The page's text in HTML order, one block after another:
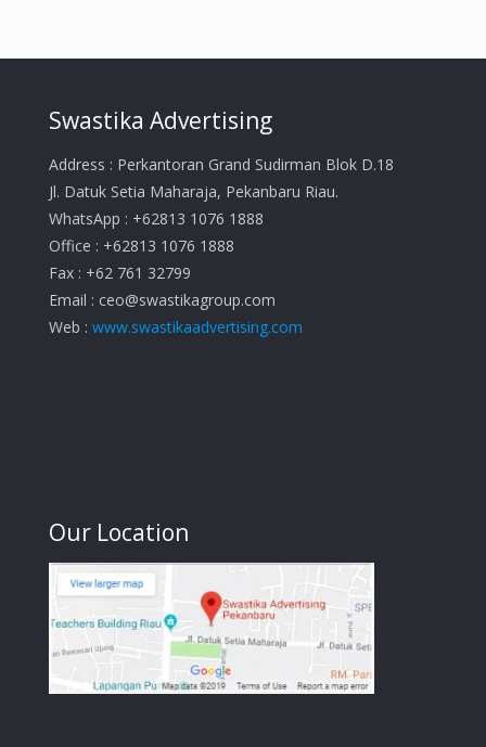
Swastika Advertising
Address : Perkantoran Grand Sudirman Blok D.18
Jl. Datuk Setia Maharaja, Pekanbaru Riau.
WhatsApp : +62813 1076 1888
Office : +62813 1076 1888
Fax : +62 761 32799
Email : ceo@swastikagroup.com
Web : www.swastikaadvertising.com
Our Location